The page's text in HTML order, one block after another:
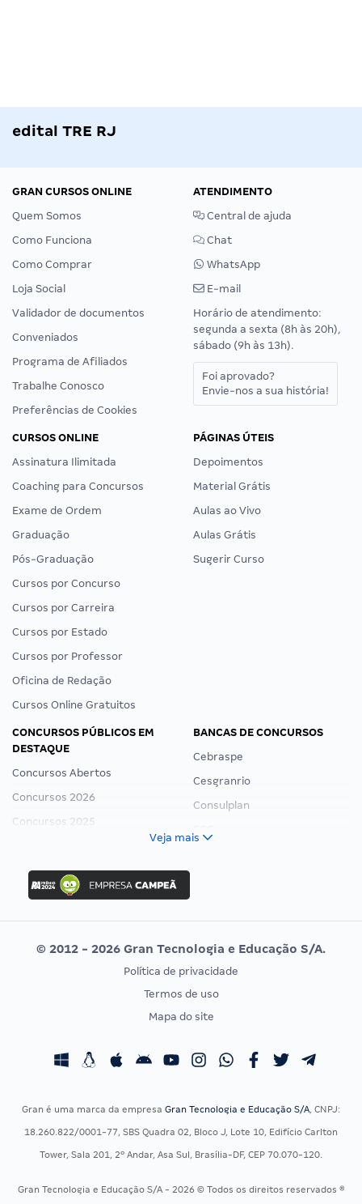
edital TRE RJ
GRAN CURSOS ONLINE
Quem Somos
Como Funciona
Como Comprar
Loja Social
Validador de documentos
Conveniados
Programa de Afiliados
Trabalhe Conosco
Preferências de Cookies
ATENDIMENTO
Central de ajuda
Chat
WhatsApp
E-mail
Horário de atendimento:
segunda a sexta (8h às 20h),
sábado (9h às 13h).
Foi aprovado?
Envie-nos a sua história!
CURSOS ONLINE
Assinatura Ilimitada
Coaching para Concursos
Exame de Ordem
Graduação
Pós-Graduação
Cursos por Concurso
Cursos por Carreira
Cursos por Estado
Cursos por Professor
Oficina de Redação
Cursos Online Gratuitos
PÁGINAS ÚTEIS
Depoimentos
Material Grátis
Aulas ao Vivo
Aulas Grátis
Sugerir Curso
CONCURSOS PÚBLICOS EM
DESTAQUE
Concursos Abertos
Concursos 2026
Concursos 2025
Concurso Ibama
Concurso MPU
Editais publicados
BANCAS DE CONCURSOS
Cebraspe
Cesgranrio
Consulplan
Vunesp
CONCURSOS POR PROFISSÃO
Concursos Fiscais
Concursos Saúde
Residência Multiprofissional
EXAME DE ORDEM
Calendário OAB
Veja mais
© 2012 - 2026 Gran Tecnologia e Educação S/A.
Política de privacidade
Termos de uso
Mapa do site
Gran é uma marca da empresa Gran Tecnologia e Educação S/A, CNPJ:
18.260.822/0001-77, SBS Quadra 02, Bloco J, Lote 10, Edifício Carlton
Tower, Sala 201, 2º Andar, Asa Sul, Brasília-DF, CEP 70.070-120.
Gran Tecnologia e Educação S/A - 2026 © Todos os direitos reservados ®